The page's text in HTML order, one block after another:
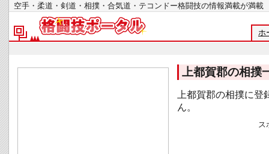
空手・柔道・剣道・相撲・合気道・テコンドー格闘技の情報満載が
ホ
上都賀郡の相撲
上都賀郡の相撲に
ん。
ス